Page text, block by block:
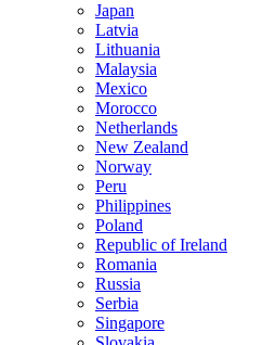
Japan
Latvia
Lithuania
Malaysia
Mexico
Morocco
Netherlands
New Zealand
Norway
Peru
Philippines
Poland
Republic of Ireland
Romania
Russia
Serbia
Singapore